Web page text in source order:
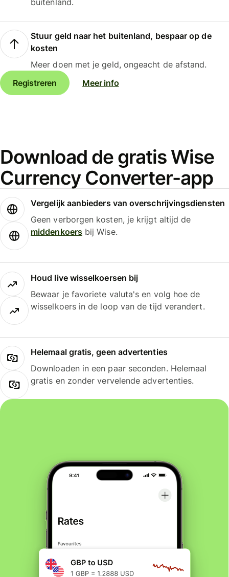
buitenland.
Stuur geld naar het buitenland, bespaar op de
kosten
Meer doen met je geld, ongeacht de afstand.
Registreren
Meer info
Download de gratis Wise
Currency Converter-app
Vergelijk aanbieders van overschrijvingsdiensten
Geen verborgen kosten, je krijgt altijd de
middenkoersbij Wise.
Houd live wisselkoersen bij
Bewaar je favoriete valuta's en volg hoe de
wisselkoers in de loop van de tijd verandert.
Helemaal gratis, geen advertenties
Downloaden in een paar seconden. Helemaal
gratis en zonder vervelende advertenties.